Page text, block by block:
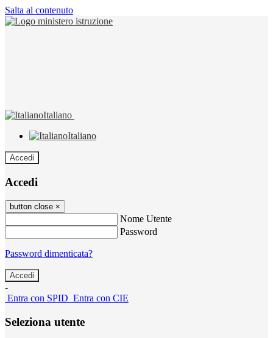
Salta al contenuto
Italiano
Italiano
Accedi
Accedi
button close ×
Nome Utente
Password
Password dimenticata?
-
Entra con SPID Entra con CIE
Seleziona utente